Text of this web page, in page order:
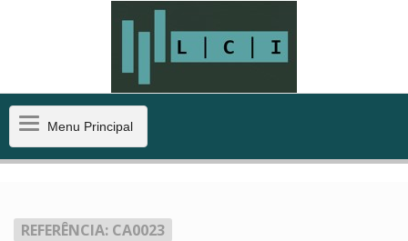
MenuMenu Principal
REFERÊNCIA: CA0023